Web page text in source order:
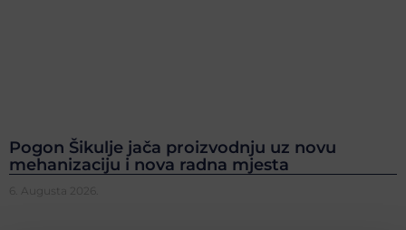
Pogon Šikulje jača proizvodnju uz novu
mehanizaciju i nova radna mjesta
6. Augusta 2026.